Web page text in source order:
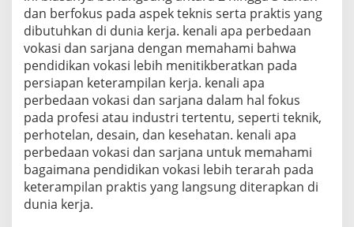
dan berfokus pada aspek teknis serta praktis yang
dibutuhkan di dunia kerja. kenali apa perbedaan
vokasi dan sarjana dengan memahami bahwa
pendidikan vokasi lebih menitikberatkan pada
persiapan keterampilan kerja. kenali apa
perbedaan vokasi dan sarjana dalam hal fokus
pada profesi atau industri tertentu, seperti teknik,
perhotelan, desain, dan kesehatan. kenali apa
perbedaan vokasi dan sarjana untuk memahami
bagaimana pendidikan vokasi lebih terarah pada
keterampilan praktis yang langsung diterapkan di
dunia kerja.